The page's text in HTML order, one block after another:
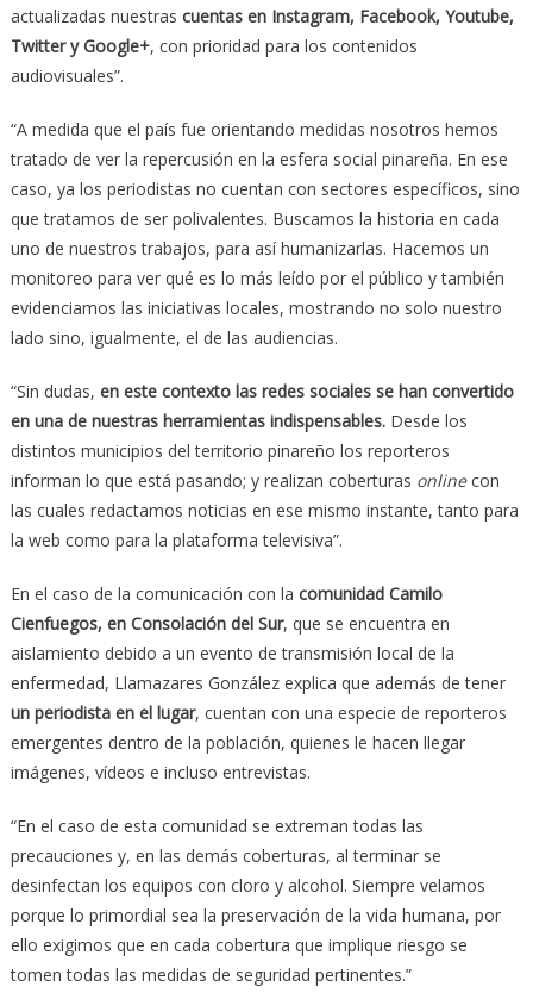
actualizadas nuestras cuentas en Instagram, Facebook, Youtube,
Twitter y Google+, con prioridad para los contenidos
audiovisuales”.
“A medida que el país fue orientando medidas nosotros hemos
tratado de ver la repercusión en la esfera social pinareña. En ese
caso, ya los periodistas no cuentan con sectores específicos, sino
que tratamos de ser polivalentes. Buscamos la historia en cada
uno de nuestros trabajos, para así humanizarlas. Hacemos un
monitoreo para ver qué es lo más leído por el público y también
evidenciamos las iniciativas locales, mostrando no solo nuestro
lado sino, igualmente, el de las audiencias.
“Sin dudas, en este contexto las redes sociales se han convertido
en una de nuestras herramientas indispensables.Desde los
distintos municipios del territorio pinareño los reporteros
informan lo que está pasando; y realizan coberturas onlinecon
las cuales redactamos noticias en ese mismo instante, tanto para
la web como para la plataforma televisiva”.
En el caso de la comunicación con la comunidad Camilo
Cienfuegos, en Consolación del Sur, que se encuentra en
aislamiento debido a un evento de transmisión local de la
enfermedad, Llamazares González explica que además de tener
un periodista en el lugar, cuentan con una especie de reporteros
emergentes dentro de la población, quienes le hacen llegar
imágenes, vídeos e incluso entrevistas.
“En el caso de esta comunidad se extreman todas las
precauciones y, en las demás coberturas, al terminar se
desinfectan los equipos con cloro y alcohol. Siempre velamos
porque lo primordial sea la preservación de la vida humana, por
ello exigimos que en cada cobertura que implique riesgo se
tomen todas las medidas de seguridad pertinentes.”